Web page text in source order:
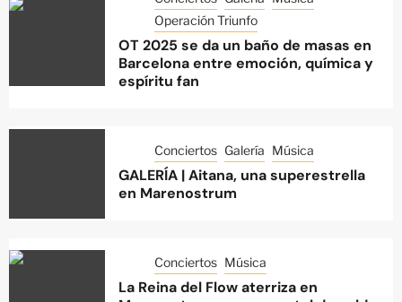
Operación Triunfo
OT 2025 se da un baño de masas en
Barcelona entre emoción, química y
espíritu fan
Conciertos Galería Música
GALERÍA | Aitana, una superestrella
en Marenostrum
Conciertos Música
La Reina del Flow aterriza en